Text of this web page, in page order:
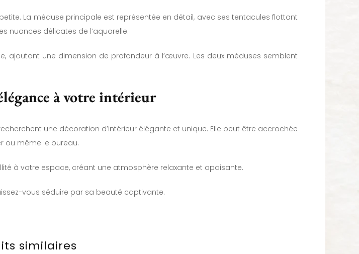
La méduse principale est représentée en détail, avec ses tentacules flottant
nuances délicates de l’aquarelle.
une dimension de profondeur à l’œuvre. Les deux méduses semblent
à votre intérieur
une décoration d’intérieur élégante et unique. Elle peut être accrochée
ou même le bureau.
à votre espace, créant une atmosphère relaxante et apaisante.
vous séduire par sa beauté captivante.
similaires